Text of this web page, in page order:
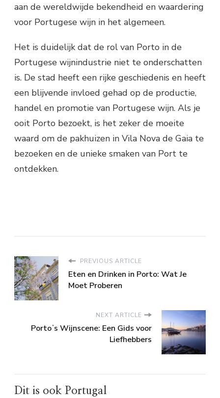
aan de wereldwijde bekendheid en waardering
voor Portugese wijn in het algemeen.
Het is duidelijk dat de rol van Porto in de
Portugese wijnindustrie niet te onderschatten
is. De stad heeft een rijke geschiedenis en heeft
een blijvende invloed gehad op de productie,
handel en promotie van Portugese wijn. Als je
ooit Porto bezoekt, is het zeker de moeite
waard om de pakhuizen in Vila Nova de Gaia te
bezoeken en de unieke smaken van Port te
ontdekken.
PREVIOUS ARTICLE
Eten en Drinken in Porto: Wat Je
Moet Proberen
NEXT ARTICLE
Portoʼs Wijnscene: Een Gids voor
Liefhebbers
Dit is ook Portugal